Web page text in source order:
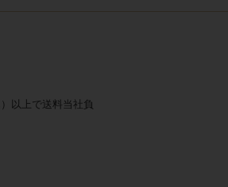
）以上で送料当社負